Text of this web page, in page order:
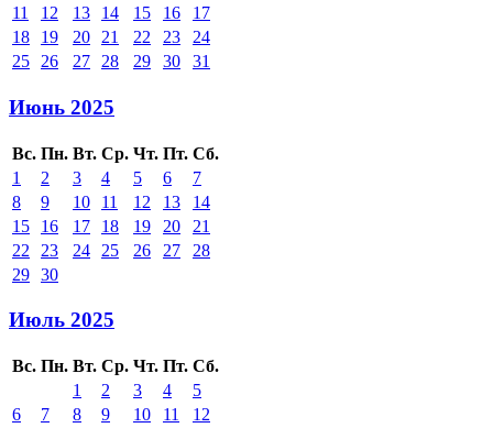
11
12 13 14 15 16
17
18
19 20 21 22 23
24
25
26 27 28 29 30 31
Июнь 2025
Вс. Пн. Вт. Ср. Чт. Пт. Сб.
1
2 3 4 5 6
7
8
9 10 11 12 13
14
15
16 17 18 19 20
21
22
23 24 25 26 27
28
29 30
Июль 2025
Вс. Пн. Вт. Ср. Чт. Пт. Сб.
1
2 3 4
5
6
7 8 9 10 11
12